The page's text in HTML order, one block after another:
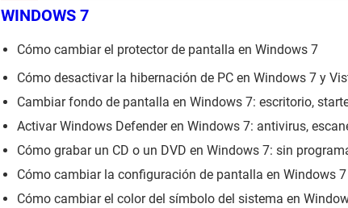
WINDOWS 7
Cómo cambiar el protector de pantalla en Windows 7
Cómo desactivar la hibernación de PC en Windows 7 y
Cambiar fondo de pantalla en Windows 7: escritorio,
Activar Windows Defender en Windows 7: antivirus,
Cómo grabar un CD o un DVD en Windows 7: sin
Cómo cambiar la configuración de pantalla en Windows 7
Cómo cambiar el color del símbolo del sistema en